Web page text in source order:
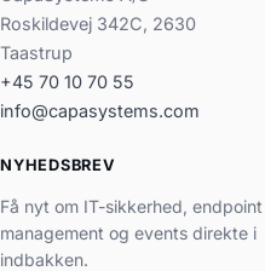
Roskildevej 342C, 2630
Taastrup
+45 70 10 70 55
info@capasystems.com
NYHEDSBREV
Få nyt om IT-sikkerhed, endpoint
management og events direkte i
indbakken.